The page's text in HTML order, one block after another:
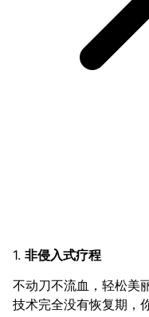
1. 非侵入式疗程
不动刀不流血，轻松美
技术完全没有恢复期，